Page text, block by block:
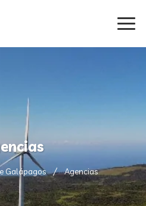
Galápagos Agencias